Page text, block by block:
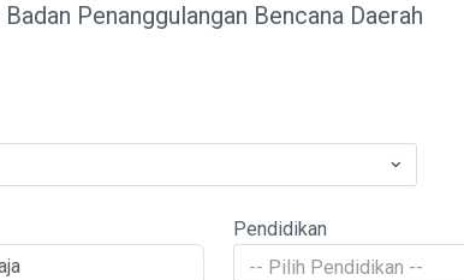
Badan Penanggulangan Bencana Daerah
Pendidikan
-- Pilih Pendidikan --